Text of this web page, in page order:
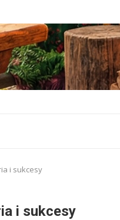
i sukcesy
i sukcesy